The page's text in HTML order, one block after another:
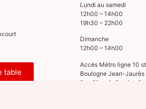
table
Lundi au samedi
12h00 – 14h00
19h30 – 22h00
Dimanche
12h00 – 14h00
Accès Métro ligne 10
Boulogne Jean-Jaurès
Bus 52 arrêt Denfert